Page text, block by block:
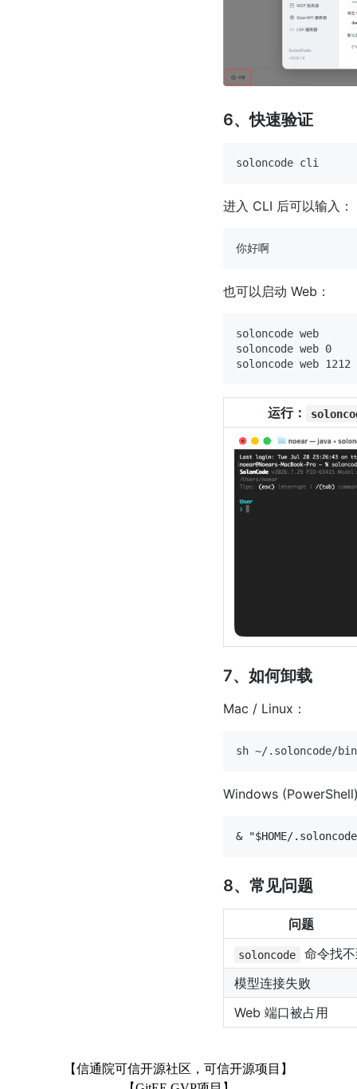
6、快速验证
进入 CLI 后可以输入：
也可以启动 Web：
soloncode
soloncode
soloncode web
运行：
7、如何卸载
Mac / Linux：
Windows
8、常见问题
问题
soloncode
命令找
模型连接失败
Web 端口被占用
【信通院可信开源社区，可信开源项目】